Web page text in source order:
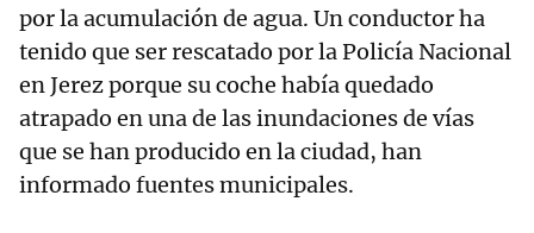
por la acumulación de agua. Un conductor ha
tenido que ser rescatado por la Policía Nacional
en Jerez porque su coche había quedado
atrapado en una de las inundaciones de vías
que se han producido en la ciudad, han
informado fuentes municipales.